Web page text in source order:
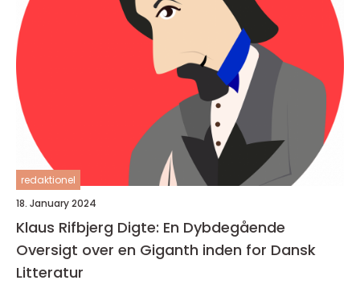
redaktionel
18. January 2024
Klaus Rifbjerg Digte: En Dybdegående
Oversigt over en Giganth inden for Dansk
Litteratur